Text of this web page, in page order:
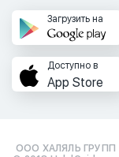
Загрузить на
Доступно в
App Store
ООО ХАЛЯЛЬ ГРУПП